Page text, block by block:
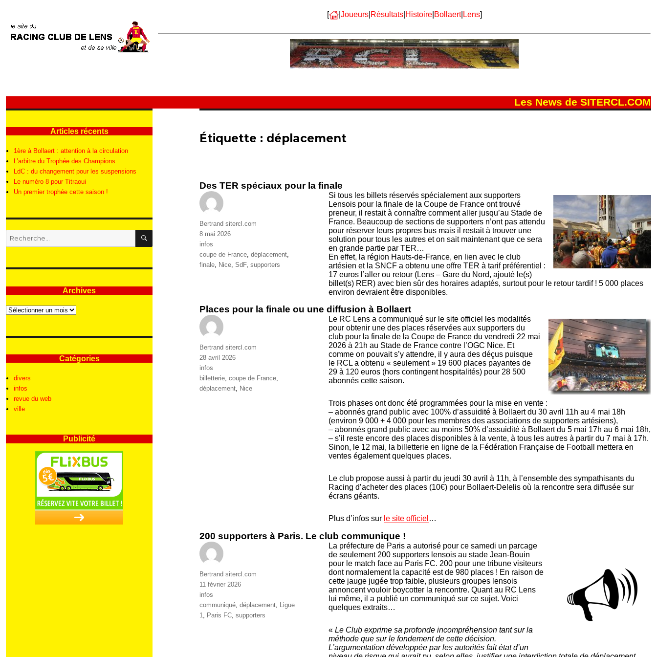
[ | Joueurs| Résultats| Histoire| Bollaert| Lens]
Les News de SITERCL.COM
Étiquette : déplacement
Des TER spéciaux pour la finale
Si tous les billets réservés spécialement aux supporters
Lensois pour la finale de la Coupe de France ont trouvé
preneur, il restait à connaître comment aller jusqu’au Stade de
France. Beaucoup de sections de supporters n’ont pas attendu
pour réserver leurs propres bus mais il restait à trouver une
solution pour tous les autres et on sait maintenant que ce sera
en grande partie par TER…
En effet, la région Hauts-de-France, en lien avec le club
artésien et la SNCF a obtenu une offre TER à tarif préférentiel :
17 euros l’aller ou retour (Lens – Gare du Nord, ajouté le(s)
billet(s) RER) avec bien sûr des horaires adaptés, surtout pour le retour tardif ! 5 000 places
environ devraient être disponibles.
Auteur
Bertrand sitercl.com
Publié
le
8 mai 2026
Catégories
infos
Étiquettes
coupe de France déplacement
finale
Nice SdF, supporters
Places pour la finale ou une diffusion à Bollaert
Le RC Lens a communiqué sur le site officiel les modalités
pour obtenir une des places réservées aux supporters du
club pour la finale de la Coupe de France du vendredi 22 mai
2026 à 21h au Stade de France contre l’OGC Nice. Et
comme on pouvait s’y attendre, il y aura des déçus puisque
le RCL a obtenu « seulement » 19 600 places payantes de
29 à 120 euros (hors contingent hospitalités) pour 28 500
abonnés cette saison.
Trois phases ont donc été programmées pour la mise en vente :
– abonnés grand public avec 100% d’assuidité à Bollaert du 30 avril 11h au 4 mai 18h
(environ 9 000 + 4 000 pour les membres des associations de supporters artésiens),
– abonnés grand public avec au moins 50% d’assuidité à Bollaert du 5 mai 17h au 6 mai 18h,
– s’il reste encore des places disponibles à la vente, à tous les autres à partir du 7 mai à 17h.
Sinon, le 12 mai, la billetterie en ligne de la Fédération Française de Football mettera en
ventes également quelques places.
Le club propose aussi à partir du jeudi 30 avril à 11h, à l’ensemble des sympathisants du
Racing d’acheter des places (10€) pour Bollaert-Delelis où la rencontre sera diffusée sur
écrans géants.
Plus d’infos sur le site officiel …
Auteur
Bertrand sitercl.com
Publié
le
28 avril 2026
Catégories
infos
Étiquettes
billetterie, coupe de France,
déplacement, Nice
200 supporters à Paris. Le club communique !
La préfecture de Paris a autorisé pour ce samedi un parcage
de seulement 200 supporters lensois au stade Jean-Bouin
pour le match face au Paris FC. 200 pour une tribune visiteurs
dont normalement la capacité est de 980 places ! En raison de
cette jauge jugée trop faible, plusieurs groupes lensois
annoncent vouloir boycotter la rencontre. Quant au RC Lens
lui même, il a publié un communiqué sur ce sujet. Voici
quelques extraits…
« Le Club exprime sa profonde incompréhension tant sur la
méthode que sur le fondement de cette décision.
L’argumentation développée par les autorités fait état d’un
Auteur
Bertrand sitercl.com
Publié
le
11 février 2026
Catégories
infos
Étiquettes
communiqué déplacement
Ligue
1
Paris FC supporters
Articles récents
1ère à Bollaert : attention à la circulation
L’arbitre du Trophée des Champions
LdC : du changement pour les suspensions
Le numéro 8 pour Titraoui
Un premier trophée cette saison !
Recherche
pour
RECHERCHE
Archives
Archives
Catégories
divers
infos
revue du web
ville